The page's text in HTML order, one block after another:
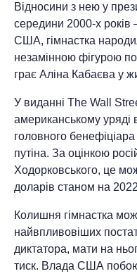
Відносини з нею у
середини 2000-х років
США, гімнастка
незамінною фігурою
грає Аліна Кабаєва у
У виданні The Wall
американському уряді
головного
путіна. За оцінкою
Ходорковського, це
доларів станом на 2022
Колишня гімнастка
найвпливовіших
диктатора, мати на
тиск. Влада США